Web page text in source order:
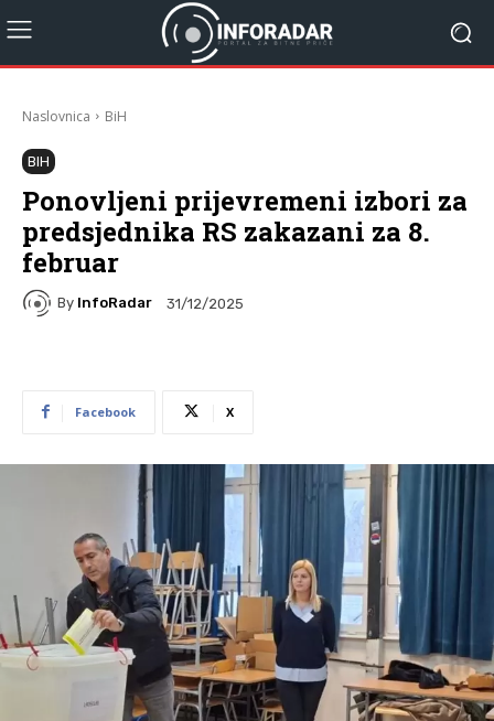
Naslovnica BiH
BIH
Ponovljeni prijevremeni izbori za
predsjednika RS zakazani za 8.
februar
By InfoRadar 31/12/2025
Facebook X